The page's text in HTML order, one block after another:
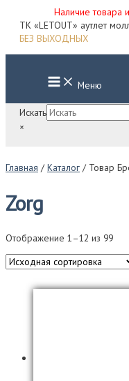
Наличие товара
Перейти
ТК «LETOUT» аутлет
БЕЗ ВЫХОДНЫХ
Main
Menu Меню
Искать
×
Главная / Каталог / Товар
Zorg
Отображение 1–12 из 99